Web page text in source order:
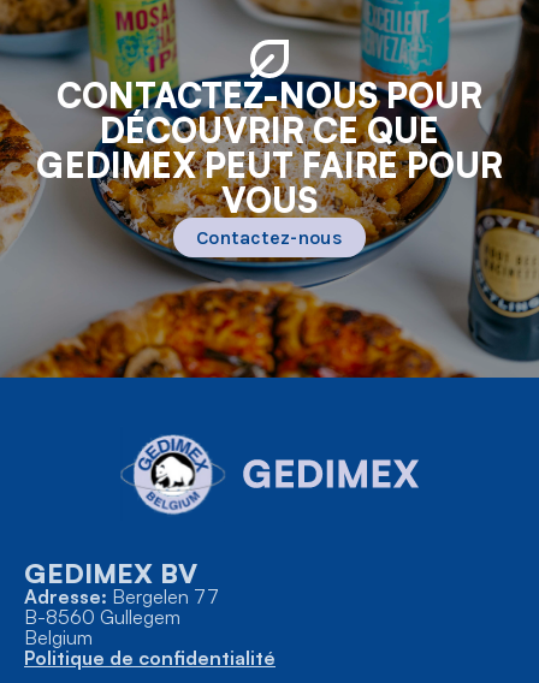
CONTACTEZ-NOUS POUR
DÉCOUVRIR CE QUE
GEDIMEX PEUT FAIRE POUR
VOUS
Contactez-nous
GEDIMEX BV
Adresse: Bergelen 77
B-8560 Gullegem
Belgium
Politique de confidentialité